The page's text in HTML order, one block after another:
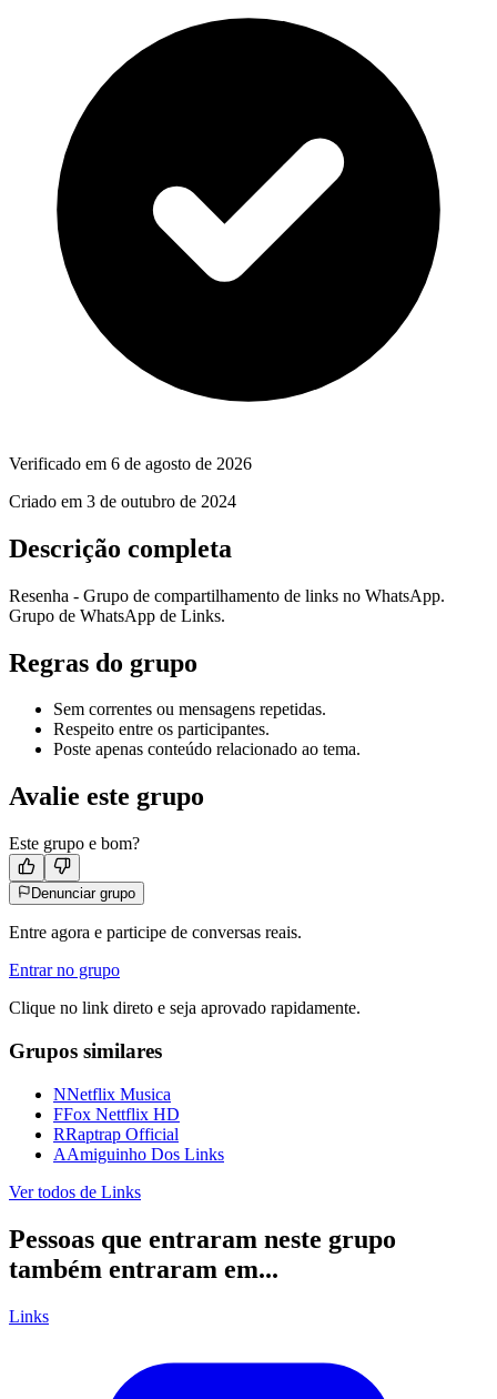
Verificado em 6 de agosto de 2026
Criado em 3 de outubro de 2024
Descrição completa
Resenha - Grupo de compartilhamento de links no WhatsApp.
Grupo de WhatsApp de Links.
Regras do grupo
Sem correntes ou mensagens repetidas.
Respeito entre os participantes.
Poste apenas conteúdo relacionado ao tema.
Avalie este grupo
Este grupo e bom?
Denunciar grupo
Entre agora e participe de conversas reais.
Entrar no grupo
Clique no link direto e seja aprovado rapidamente.
Grupos similares
NNetflix Musica
FFox Nettflix HD
RRaptrap Official
AAmiguinho Dos Links
Ver todos de Links
Pessoas que entraram neste grupo
também entraram em...
Links